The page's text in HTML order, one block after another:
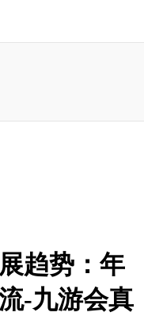
趋势：年
-九游会真